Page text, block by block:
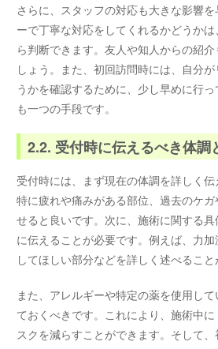
さらに、スタッフの対応も大きな影響
ーで丁寧な対応をしてくれるかどうか
ら判断できます。友人や知人からの紹
しょう。また、初回訪問時には、自分
うかを確認するために、少し早めに行
も一つの手段です。
2.2. 受付時に伝えるべき体調
受付時には、まず現在の体調を詳しく伝
特に疲れや痛みがある部位、過去のケ
せると良いです。次に、施術に関する
に伝えることが必要です。例えば、力
してほしい部分などを詳しく述べること
また、アレルギーや特定の薬を使用し
ておくべきです。これにより、施術中
スクを減らすことができます。そして